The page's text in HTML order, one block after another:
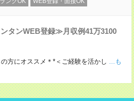
タンWEB登録≫月収例41万3100
方にオススメ＊*＜ご経験を活かし ...も